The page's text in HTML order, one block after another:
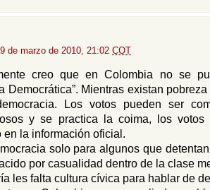
de marzo de 2010, 21:02 COT
creo que en Colombia no se
Democrática”. Mientras existan
Los votos pueden ser
y se practica la coima, los votos
en la información oficial.
solo para algunos que
por casualidad dentro de la clase
les falta cultura cívica para hablar de